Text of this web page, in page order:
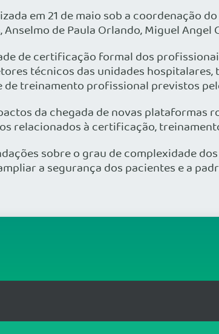
em 21 de maio sob a coordenação
de Paula Orlando, Miguel
de certificação formal dos
técnicos das unidades
treinamento profissional previstos
da chegada de novas plataformas
relacionados à certificação,
sobre o grau de complexidade
a segurança dos pacientes e a